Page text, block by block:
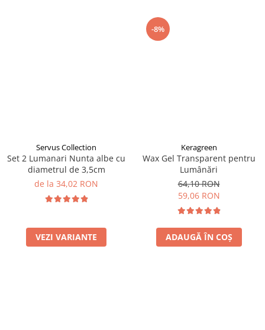
Servus Collection
Set 2 Lumanari Nunta albe cu
diametrul de 3,5cm
de la 34,02 RON
VEZI VARIANTE
-8%
Keragreen
Wax Gel Transparent pentru
Lumânări
64,10 RON
59,06 RON
ADAUGĂ ÎN COȘ